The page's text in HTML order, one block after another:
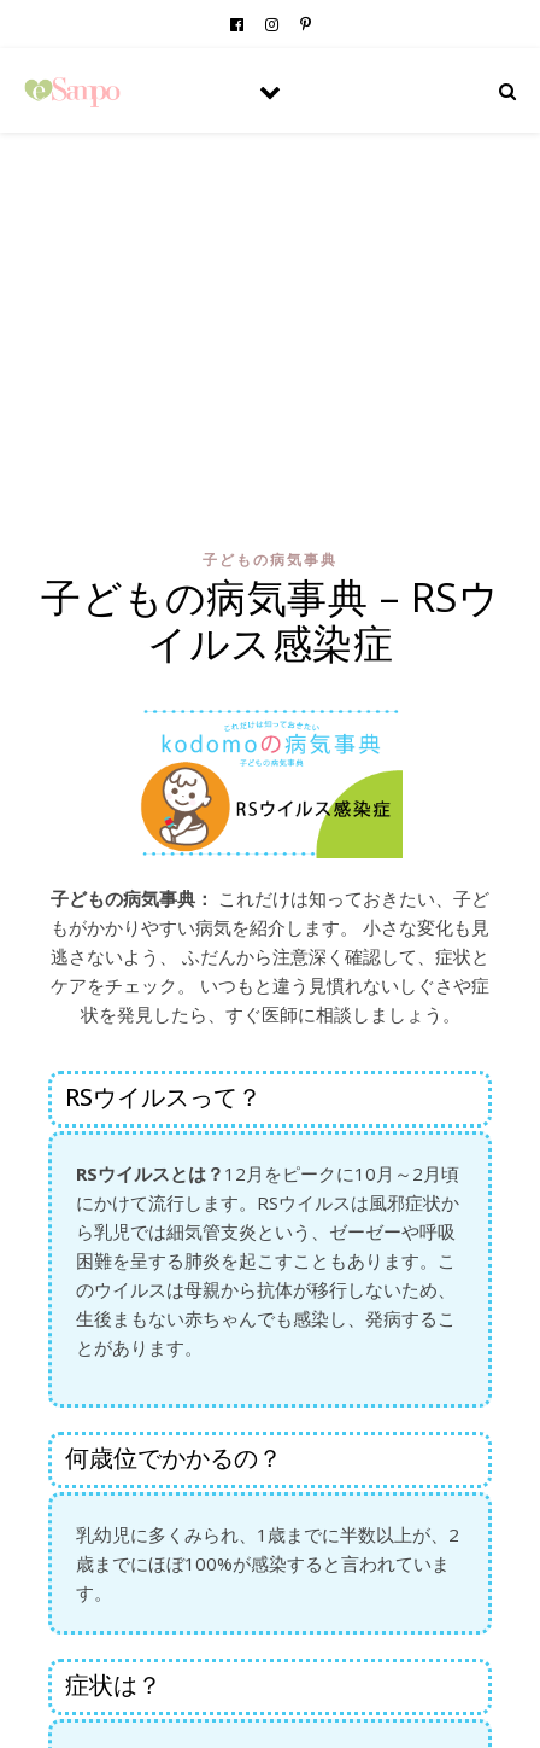
子どもの病気事典
子どもの病気事典 – RSウ
イルス感染症
子どもの病気事典： これだけは知っておきたい、子ど
もがかかりやすい病気を紹介します。 小さな変化も見
逃さないよう、 ふだんから注意深く確認して、症状と
ケアをチェック。 いつもと違う見慣れないしぐさや症
状を発見したら、すぐ医師に相談しましょう。
RSウイルスって？
RSウイルスとは？ 12月をピークに10月～2月頃
にかけて流行します。RSウイルスは風邪症状か
ら乳児では細気管支炎という、ゼーゼーや呼吸
困難を呈する肺炎を起こすこともあります。こ
のウイルスは母親から抗体が移行しないため、
生後まもない赤ちゃんでも感染し、発病するこ
とがあります。
何歳位でかかるの？
乳幼児に多くみられ、1歳までに半数以上が、2
歳までにほぼ100%が感染すると言われていま
す。
症状は？